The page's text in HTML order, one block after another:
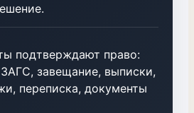
подтверждают право:
завещание, выписки,
переписка, документы